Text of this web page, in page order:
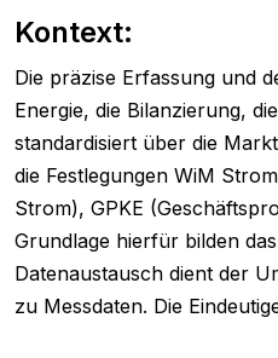
Kontext:
Die präzise Erfassung und
Energie, die Bilanzierung,
standardisiert über die
die Festlegungen WiM
Strom), GPKE
Grundlage hierfür bilden
Datenaustausch dient der
zu Messdaten. Die